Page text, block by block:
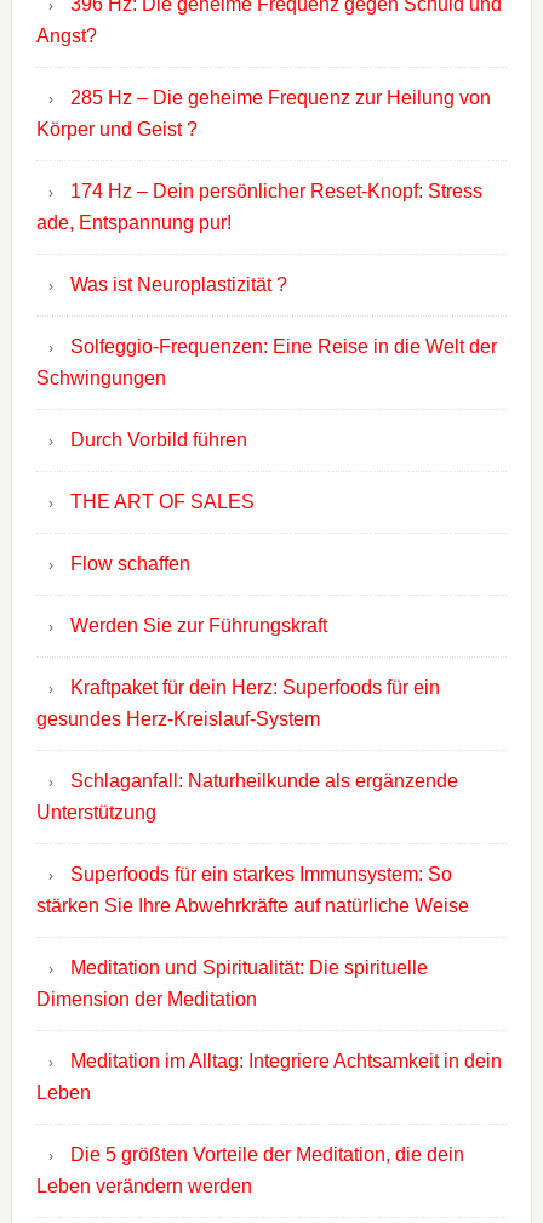
396 Hz: Die geheime Frequenz gegen Schuld und
Angst?
285 Hz – Die geheime Frequenz zur Heilung von
Körper und Geist ?
174 Hz – Dein persönlicher Reset-Knopf: Stress
ade, Entspannung pur!
Was ist Neuroplastizität ?
Solfeggio-Frequenzen: Eine Reise in die Welt der
Schwingungen
Durch Vorbild führen
THE ART OF SALES
Flow schaffen
Werden Sie zur Führungskraft
Kraftpaket für dein Herz: Superfoods für ein
gesundes Herz-Kreislauf-System
Schlaganfall: Naturheilkunde als ergänzende
Unterstützung
Superfoods für ein starkes Immunsystem: So
stärken Sie Ihre Abwehrkräfte auf natürliche Weise
Meditation und Spiritualität: Die spirituelle
Dimension der Meditation
Meditation im Alltag: Integriere Achtsamkeit in dein
Leben
Die 5 größten Vorteile der Meditation, die dein
Leben verändern werden